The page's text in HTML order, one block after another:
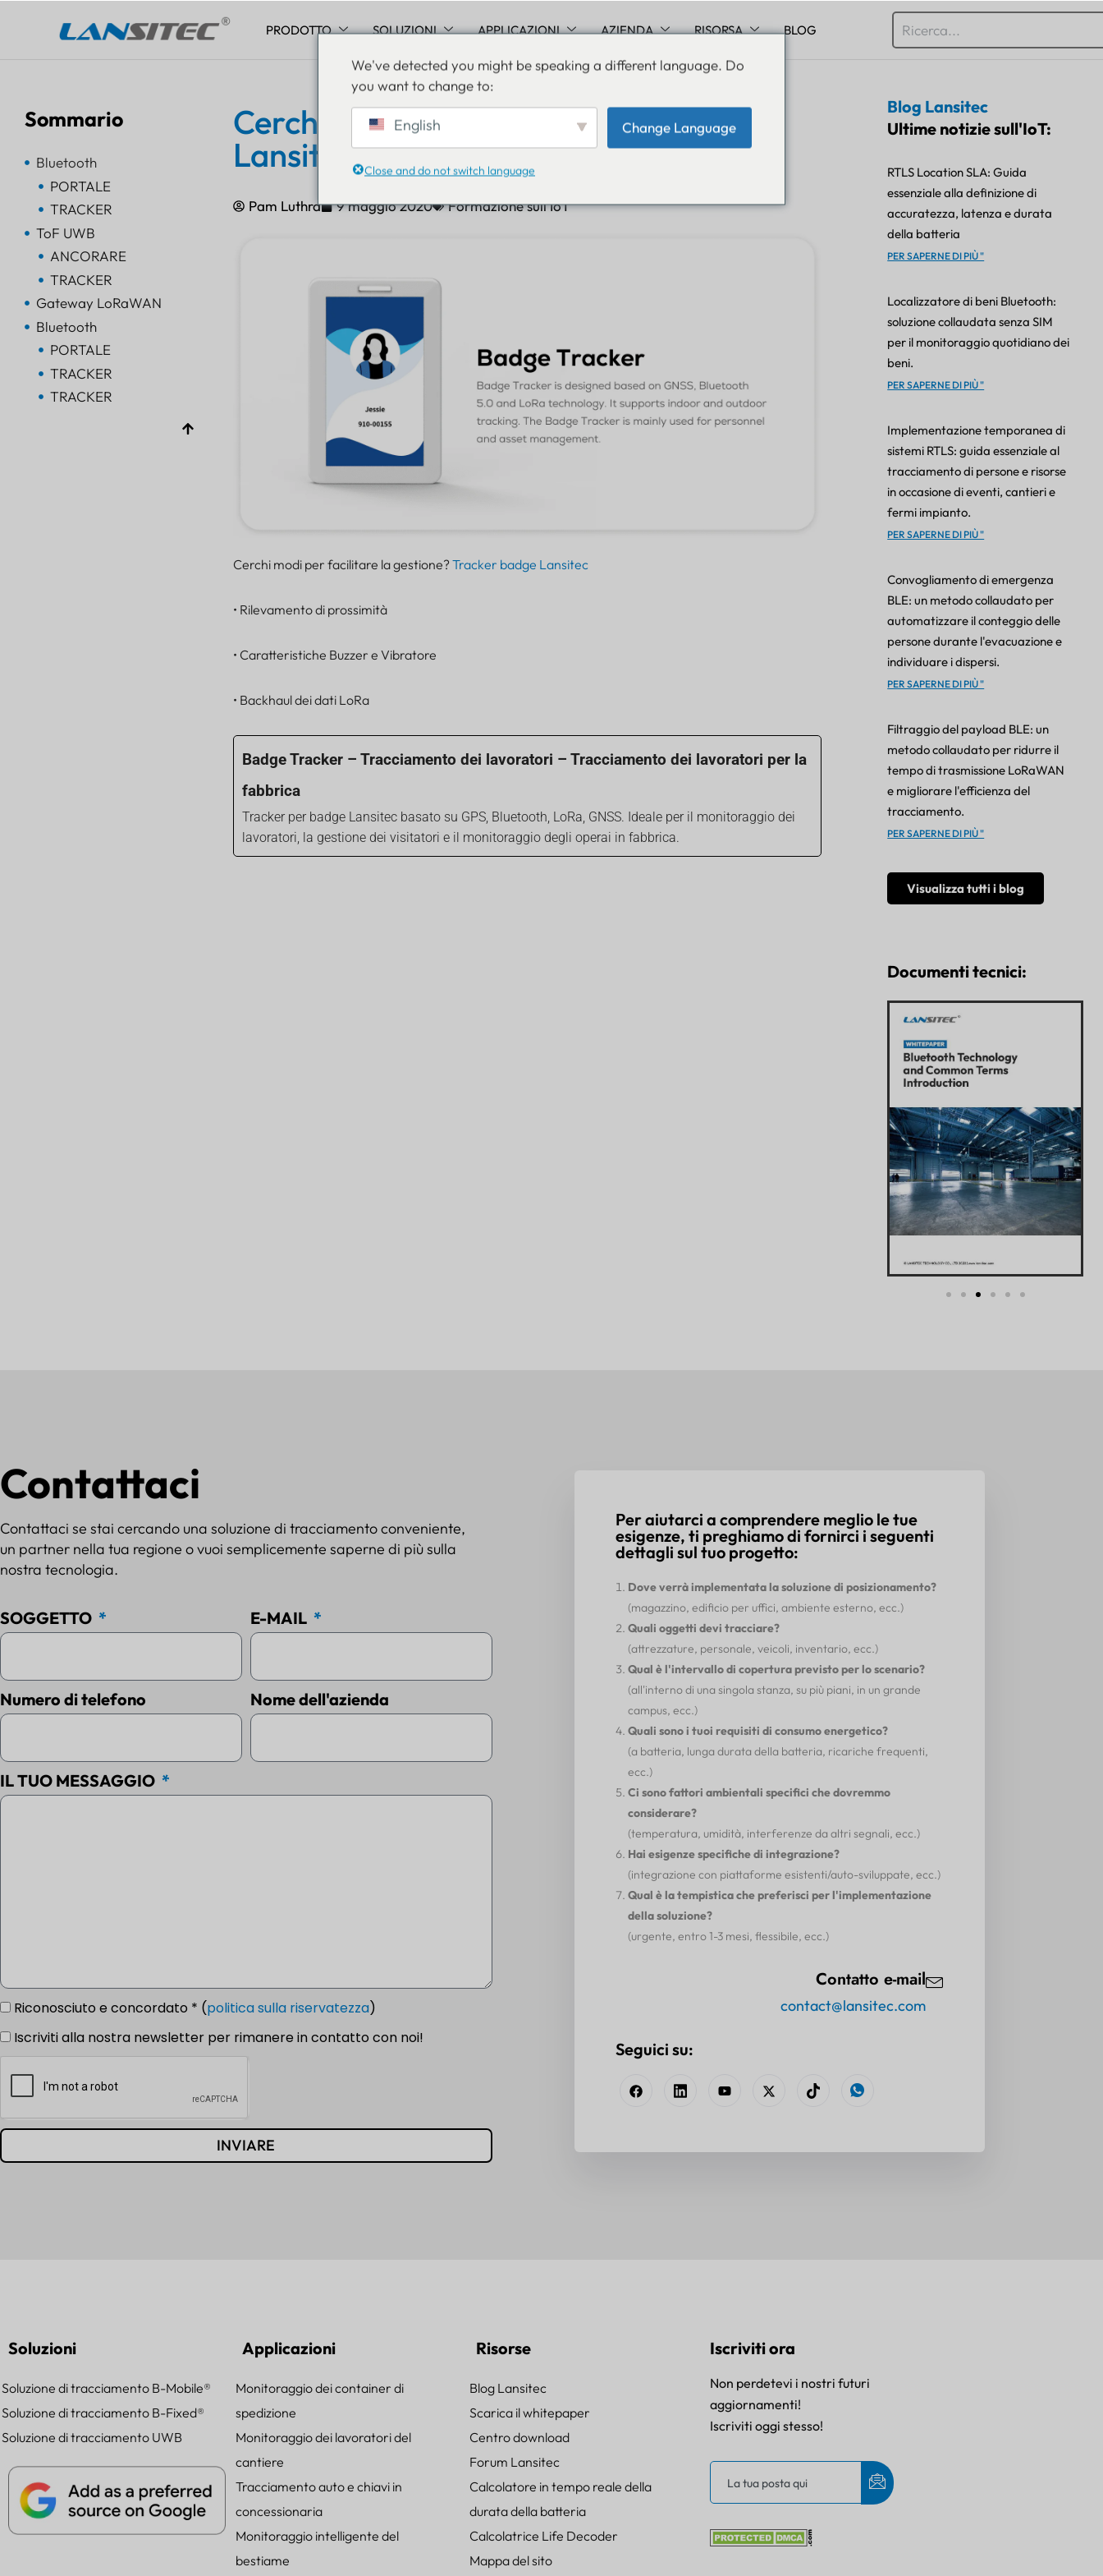
PRODOTTO SOLUZIONI APPLICAZIONI AZIENDA RISORSA BLOG
Sommario
Bluetooth
PORTALE
TRACKER
ToF UWB
ANCORARE
TRACKER
Gateway LoRaWAN
Bluetooth
PORTALE
TRACKER
TRACKER
Cerchi modi per facilitare la gestione?
Lansitec Badge Tracker
Pam Luthra 9 maggio 2020 Formazione sull'IoT
Cerchi modi per facilitare la gestione?Tracker badge Lansitec
• Rilevamento di prossimità
• Caratteristiche Buzzer e Vibratore
• Backhaul dei dati LoRa
Badge Tracker – Tracciamento dei lavoratori – Tracciamento dei lavoratori per la
fabbrica
Tracker per badge Lansitec basato su GPS, Bluetooth, LoRa, GNSS. Ideale per il monitoraggio dei
lavoratori, la gestione dei visitatori e il monitoraggio degli operai in fabbrica.
Blog Lansitec
Ultime notizie sull'IoT:
RTLS Location SLA: Guida
essenziale alla definizione di
accuratezza, latenza e durata
della batteria
PER SAPERNE DI PIÙ "
Localizzatore di beni Bluetooth:
soluzione collaudata senza SIM
per il monitoraggio quotidiano dei
beni.
PER SAPERNE DI PIÙ "
Implementazione temporanea di
sistemi RTLS: guida essenziale al
tracciamento di persone e risorse
in occasione di eventi, cantieri e
fermi impianto.
PER SAPERNE DI PIÙ "
Convogliamento di emergenza
BLE: un metodo collaudato per
automatizzare il conteggio delle
persone durante l'evacuazione e
individuare i dispersi.
PER SAPERNE DI PIÙ "
Filtraggio del payload BLE: un
metodo collaudato per ridurre il
tempo di trasmissione LoRaWAN
e migliorare l'efficienza del
tracciamento.
PER SAPERNE DI PIÙ "
Visualizza tutti i blog
Documenti tecnici:
Contattaci
Contattaci se stai cercando una soluzione di tracciamento conveniente,
un partner nella tua regione o vuoi semplicemente saperne di più sulla
nostra tecnologia.
SOGGETTO E-MAIL
Numero di telefono Nome dell'azienda
IL TUO MESSAGGIO
Riconosciuto e concordato * (politica sulla riservatezza)
Iscriviti alla nostra newsletter per rimanere in contatto con noi!
INVIARE
Per aiutarci a comprendere meglio le tue
esigenze, ti preghiamo di fornirci i seguenti
dettagli sul tuo progetto:
Dove verrà implementata la soluzione di posizionamento?
(magazzino, edificio per uffici, ambiente esterno, ecc.)
Quali oggetti devi tracciare?
(attrezzature, personale, veicoli, inventario, ecc.)
Qual è l'intervallo di copertura previsto per lo scenario?
(all'interno di una singola stanza, su più piani, in un grande
campus, ecc.)
Quali sono i tuoi requisiti di consumo energetico?
(a batteria, lunga durata della batteria, ricariche frequenti,
ecc.)
Ci sono fattori ambientali specifici che dovremmo
considerare?
(temperatura, umidità, interferenze da altri segnali, ecc.)
Hai esigenze specifiche di integrazione?
(integrazione con piattaforme esistenti/auto-sviluppate, ecc.)
Qual è la tempistica che preferisci per l'implementazione
della soluzione?
(urgente, entro 1-3 mesi, flessibile, ecc.)
Contatto e-mail
contact@lansitec.com
Seguici su:
Soluzioni
Soluzione di tracciamento B-Mobile®
Soluzione di tracciamento B-Fixed®
Soluzione di tracciamento UWB
Applicazioni
Monitoraggio dei container di
spedizione
Monitoraggio dei lavoratori del
cantiere
Tracciamento auto e chiavi in
concessionaria
Monitoraggio intelligente del
bestiame
Risorse
Blog Lansitec
Scarica il whitepaper
Centro download
Forum Lansitec
Calcolatore in tempo reale della
durata della batteria
Calcolatrice Life Decoder
Mappa del sito
Iscriviti ora
Non perdetevi i nostri futuri
aggiornamenti!
Iscriviti oggi stesso!
We've detected you might be speaking a different language. Do
you want to change to:
English Change Language
Close and do not switch language